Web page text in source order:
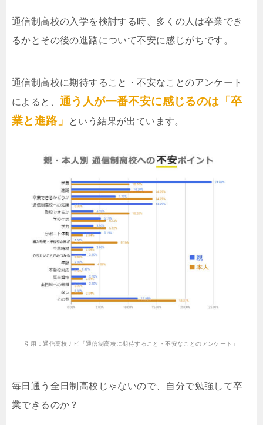
通信制高校の入学を検討する時、多くの人は卒業でき
るかとその後の進路について不安に感じがちです。
通信制高校に期待すること・不安なことのアンケート
によると、 通う人が一番不安に感じるのは「卒
業と進路」
という結果が出ています。
引用：通信高校ナビ「通信制高校に期待すること・不安なことのアンケート」
毎日通う全日制高校じゃないので、自分で勉強して卒
業できるのか？